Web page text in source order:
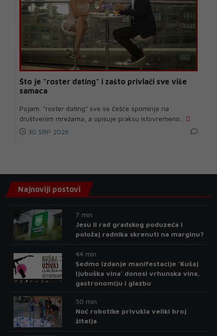
Što je "roster dating" i zašto privlači sve više
samaca
Pojam "roster dating" sve se češće spominje na
društvenim mrežama, a opisuje praksu istovremeno...
30 SRP 2026
Najnoviji postovi
7 min
Jesu li rad gradskog poduzeća i
položaj radnika skrenuti na marginu?
44 min
Sedmo izdanje manifestacije 'Kušaj
ljubuška vina' donosi vrhunska vina,
gastronomiju i glazbu
50 min
Noć robotike privukla veliki broj
žitelja